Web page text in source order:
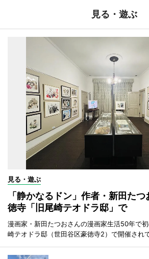
見る・遊ぶ
見る・遊ぶ
「静かなるドン」作者・新田た
徳寺「旧尾崎テオドラ邸」で
漫画家・新田たつおさんの漫画家生活50年で
崎テオドラ邸（世田谷区豪徳寺2）で開催され